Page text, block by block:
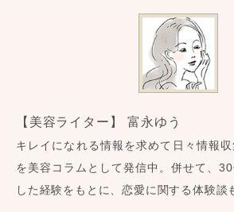
【美容ライター】 富永ゆう
キレイになれる情報を求めて日々情報
を美容コラムとして発信中。併せて、
した経験をもとに、恋愛に関する体験談